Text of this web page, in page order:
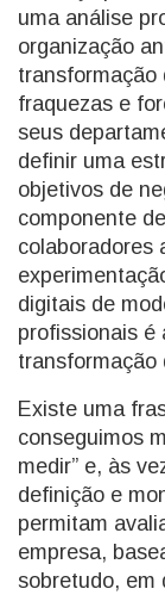
uma análise
organização
transformação
fraquezas e
seus
definir uma
objetivos de
componente
colaboradores
digitais de
profissionais é
transformação
Existe uma
conseguimos
medir” e, às
definição e
permitam
empresa,
sobretudo, em